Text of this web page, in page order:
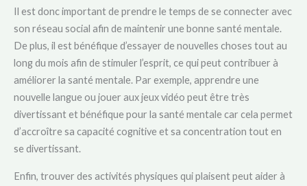
Il est donc important de prendre le temps de se connecter avec
son réseau social afin de maintenir une bonne santé mentale.
De plus, il est bénéfique d’essayer de nouvelles choses tout au
long du mois afin de stimuler l’esprit, ce qui peut contribuer à
améliorer la santé mentale. Par exemple, apprendre une
nouvelle langue ou jouer aux jeux vidéo peut être très
divertissant et bénéfique pour la santé mentale car cela permet
d’accroître sa capacité cognitive et sa concentration tout en
se divertissant.
Enfin, trouver des activités physiques qui plaisent peut aider à